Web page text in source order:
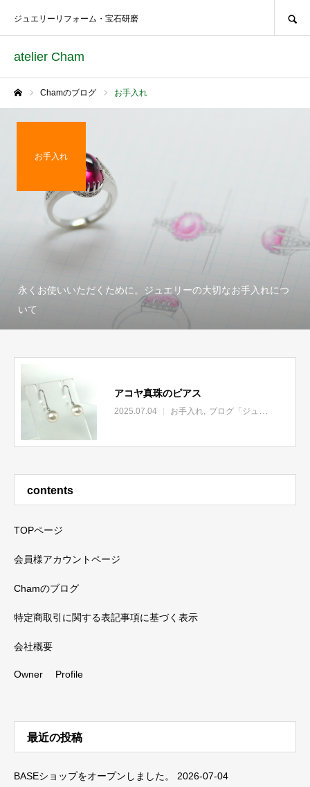
atelier Cham
ジュエリーリフォーム・宝石研磨
Chamのブログ お手入れ
お手入れ
永くお使いいただくために。ジュエリーの大切なお手入れにつ
いて
アコヤ真珠のピアス
2025.07.04 お手入れ ブログ「ジュエリーリフォームのあれこれ」
contents
TOPページ
会員様アカウントページ
Chamのブログ
特定商取引に関する表記事項に基づく表示
会社概要
Owner Profile
最近の投稿
BASEショップをオープンしました。 2026-07-04